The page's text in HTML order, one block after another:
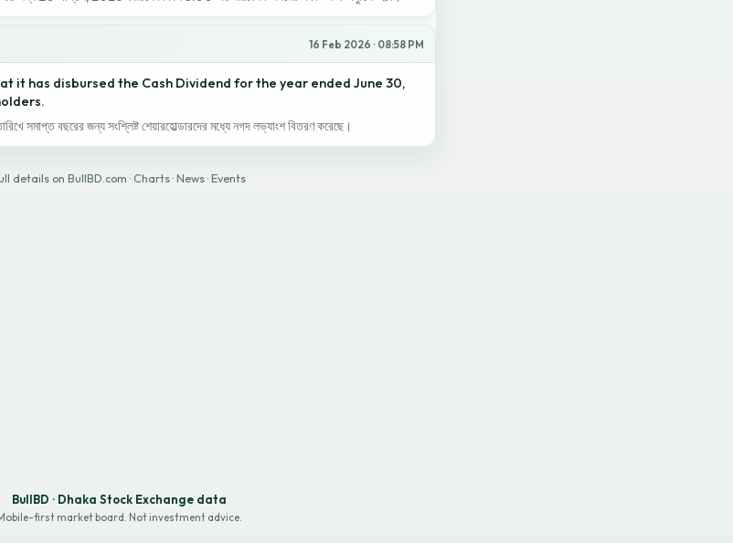
16 Feb 2026 · 08:58 PM
it has disbursed the Cash Dividend for the year ended June 30,
সমাপ্ত বছরের জন্য সংশ্লিষ্ট শেয়ারহোল্ডারদের মধ্যে নগদ লভ্যাংশ বিতরণ করেছে।
details on BullBD.com · Charts · News · Events
BullBD · Dhaka Stock Exchange data
first market board. Not investment advice.